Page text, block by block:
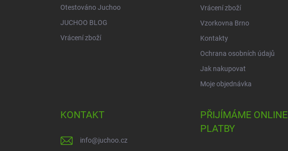
Otestováno Juchoo
JUCHOO BLOG
Vrácení zboží
Vrácení zboží
Vzorkovna Brno
Kontakty
Ochrana osobních údajů
Jak nakupovat
Moje objednávka
KONTAKT
info@juchoo.cz
PŘIJÍMÁME ONLINE
PLATBY